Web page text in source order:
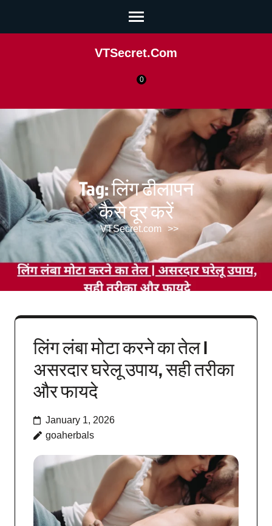
VTSecret.com
0
Tag:लिंग ढीलापन
कैसे दूर करें
VTSecret.com >>
लिंग लंबा मोटा करने का तेल |
असरदार घरेलू उपाय, सही तरीका
और फायदे
January 1, 2026
goaherbals